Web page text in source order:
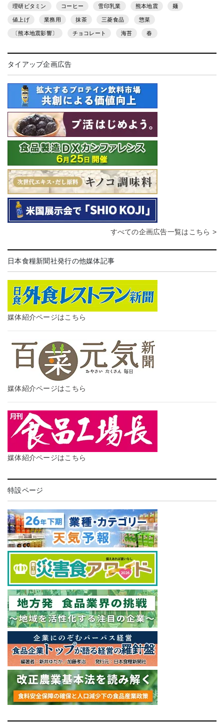
理研ビタミン コーヒー 雪印乳業 熊本地震 麺
値上げ 業務用 抹茶 三菱食品 惣菜
〔熊本地震影響〕 チョコレート 海苔 春
タイアップ企画広告
すべての企画広告一覧はこちら >
日本食糧新聞社発行の他媒体記事
媒体紹介ページはこちら
媒体紹介ページはこちら
媒体紹介ページはこちら
特設ページ